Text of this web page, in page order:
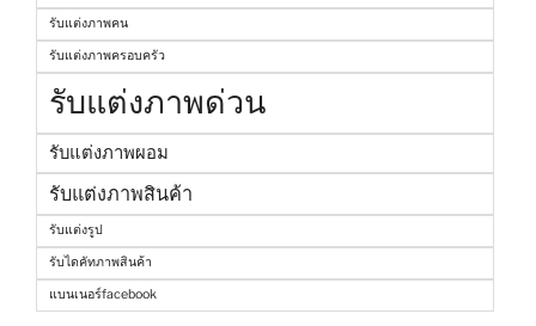
รับแต่งภาพคน
รับแต่งภาพครอบครัว
รับแต่งภาพด่วน
รับแต่งภาพผอม
รับแต่งภาพสินค้า
รับแต่งรูป
รับไดคัทภาพสินค้า
แบนเนอร์facebook